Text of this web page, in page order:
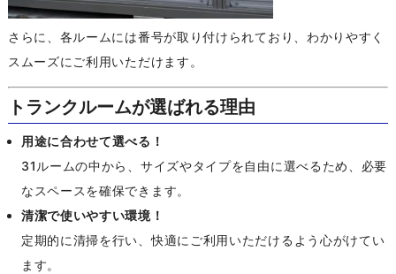
さらに、各ルームには番号が取り付けられており、わかりやすく
スムーズにご利用いただけます。
トランクルームが選ばれる理由
用途に合わせて選べる！
31ルームの中から、サイズやタイプを自由に選べるため、必要
なスペースを確保できます。
清潔で使いやすい環境！
定期的に清掃を行い、快適にご利用いただけるよう心がけてい
ます。